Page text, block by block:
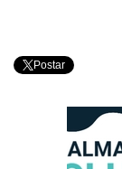
Postar